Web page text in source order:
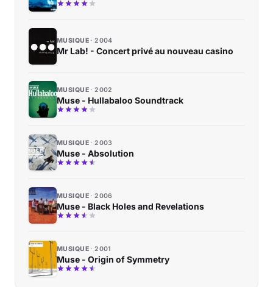
MUSIQUE 2004
Mr Lab! - Concert privé au nouveau casino
MUSIQUE 2002
Muse - Hullabaloo Soundtrack
MUSIQUE 2003
Muse - Absolution
MUSIQUE 2006
Muse - Black Holes and Revelations
MUSIQUE 2001
Muse - Origin of Symmetry